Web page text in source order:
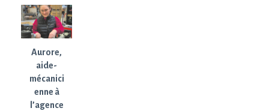
Aurore,
aide-
mécanici
enne à
l’agence